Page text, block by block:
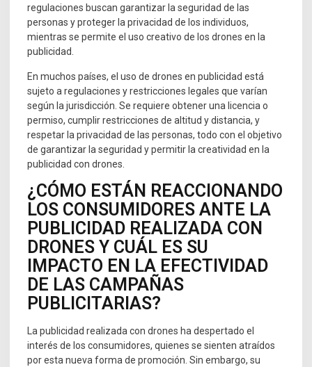
regulaciones buscan garantizar la seguridad de las
personas y proteger la privacidad de los individuos,
mientras se permite el uso creativo de los drones en la
publicidad.
En muchos países, el uso de drones en publicidad está
sujeto a regulaciones y restricciones legales que varían
según la jurisdicción. Se requiere obtener una licencia o
permiso, cumplir restricciones de altitud y distancia, y
respetar la privacidad de las personas, todo con el objetivo
de garantizar la seguridad y permitir la creatividad en la
publicidad con drones.
¿CÓMO ESTÁN REACCIONANDO
LOS CONSUMIDORES ANTE LA
PUBLICIDAD REALIZADA CON
DRONES Y CUÁL ES SU
IMPACTO EN LA EFECTIVIDAD
DE LAS CAMPAÑAS
PUBLICITARIAS?
La publicidad realizada con drones ha despertado el
interés de los consumidores, quienes se sienten atraídos
por esta nueva forma de promoción. Sin embargo, su